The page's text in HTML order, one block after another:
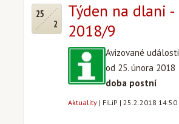
25
2
Týden na dlani -
2018/9
Avizované události
od 25. února 2018
doba postní
Aktuality | FiLiP | 25.2.2018 14:50